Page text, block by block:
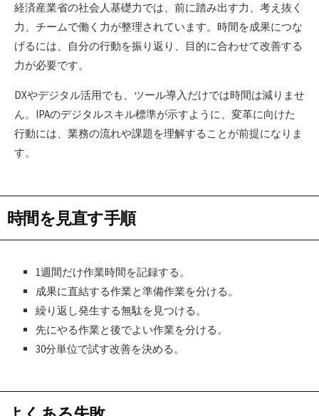
経済産業省の社会人基礎力では、前に踏み出す力、考え抜く
力、チームで働く力が整理されています。時間を成果につな
げるには、自分の行動を振り返り、目的に合わせて改善する
力が必要です。
DXやデジタル活用でも、ツール導入だけでは時間は減りませ
ん。IPAのデジタルスキル標準が示すように、変革に向けた
行動には、業務の流れや課題を理解することが前提になりま
す。
時間を見直す手順
1週間だけ作業時間を記録する。
成果に直結する作業と準備作業を分ける。
繰り返し発生する無駄を見つける。
先にやる作業と後でよい作業を分ける。
30分単位で試す改善を決める。